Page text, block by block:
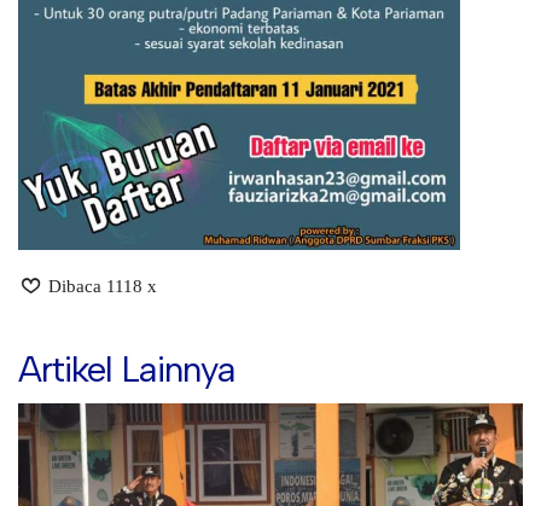
Dibaca 1118 x
Artikel Lainnya